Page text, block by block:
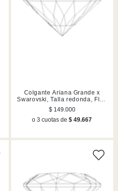
Colgante Ariana Grande x
Swarovski, Talla redonda, Flor,
Blanco, Acabado en rodio
$ 149.000
o 3 cuotas de$ 49.667